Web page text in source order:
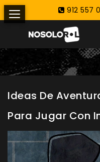
912 557
Ideas De
Para Jugar Con